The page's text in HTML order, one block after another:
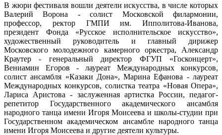
В жюри фестиваля вошли деятели искусства, в числе которых
Валерий Ворона - солист Московской филармонии,
профессор, ректор ГМПИ им. Ипполитова-Иванова,
президент Фонда «Русское исполнительское искусство»,
художественный руководитель и главный дирижер
Московского молодежного камерного оркестра, Александр
Краутер - генеральный директор ФГУП «Госконцерт»,
Вениамин Егоров - лауреат Международных конкурсов,
солист ансамбля «Казаки Дона», Марина Ефанова - лауреат
Международных конкурсов, солистка театра «Новая Опера»,
Лариса Аристова - заслуженная артистка России, педагог-
репетитор Государственного академического ансамбля
народного танца имени Игоря Моисеева и школы-студии при
Государственном академическом ансамбле народного танца
имени Игоря Моисеева и другие деятели культуры.